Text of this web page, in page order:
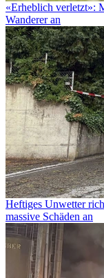
«Erheblich verletzt»:
Wanderer an
Heftiges Unwetter
massive Schäden an